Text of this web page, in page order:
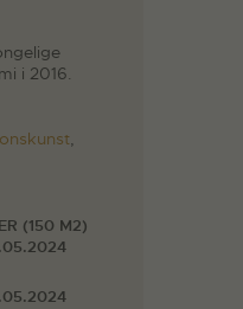
i 2016.
,
(150 M2)